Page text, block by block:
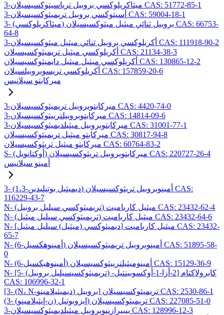
3-ميثاكريلوكسي بروبيل ترياسيتوكسيسيلان CAS: 51772-85-1
3-أسيتوكسي بروبيل تريميثوكسيسيلان CAS: 59004-18-1
3- (ميثاكريلوكسي) بروبيل ثنائي ميثيل ميثوكسيسيلان CAS: 66753-
64-8
3-أكريلوكسي بروبيل ثنائي ميثيل ميثوكسيسيلان CAS: 111918-90-2
أكريلوكسي ميثيل تريميثوكسيسيلان CAS: 21134-38-3
أكريلوكسي ميثيل ميثيل دايميثوكسيسيلان CAS: 130865-12-2
أكريلوكسي تريسوبروبيلسيلان CAS: 157859-20-6
ميركابتو سيلانيس
3-ميركابتوبروبيل تريميثوكسيسيلان CAS: 4420-74-0
3-ميركابتوبروبيلترييثوكسيسيلان CAS: 14814-09-6
3-ميركابتوبروبيل ميثيلديميثوكسيسيلان CAS: 31001-77-1
ميركابتو ميثيل تريميثوكسيسيلان CAS: 30817-94-8
ميركابتو ميثيل تريثوكسيسيلان CAS: 60764-83-2
S- (أوكتانويل) ميركابتوبروبيل تريثوكسيسيلان CAS: 220727-26-4
أمينو سيلانيس
3- (1،3-ديميثيل بوتيليدين) أمينوبروبيل تريثوكسيسيلان CAS:
116229-43-7
N- (تريميثوكسي سيليل بروبيل) ميثيل كارباميت CAS: 23432-62-4
N- (تريميثوكسي سيليل ميثيل) ميثيل كارباميت CAS: 23432-64-6
N- [ديميثوكسي (ميثيل) سيليل ميثيل] ميثيل كارباميت CAS: 23432-
65-7
N- (6-أمينوهكسيل) أمينوبروبيل تريميثوكسيسيلان CAS: 51895-58-
0
N- (6-أمينوهيكسيل) أمينوميثيلترييثوكسيسيلان CAS: 15129-36-9
N- [5- (تريميثوكسيسيليل بروبيل) -2-أزا-1-أوكسوبينتيل] كابرولاكتام
CAS: 106996-32-1
[3- (N، N-ديميثيلامينو) بروبيل] تريميثوكسيسيلان CAS: 2530-86-1
(3- (ن-إيثيلامينو) إيزوبوتيل) تريميثوكسيسيلان CAS: 227085-51-0
3-بيبيرازينوبروبيل ميثيلديميثوكسيسيلان CAS: 128996-12-3